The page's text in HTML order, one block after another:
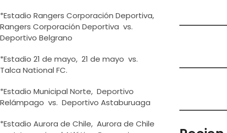
*Estadio Rangers Corporación Deportiva,
Rangers Corporación Deportiva vs.
Deportivo Belgrano
*Estadio 21 de mayo, 21 de mayo vs.
Talca National FC.
*Estadio Municipal Norte, Deportivo
Relámpago vs. Deportivo Astaburuaga
*Estadio Aurora de Chile, Aurora de Chile